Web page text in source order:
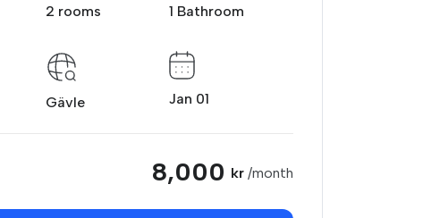
2 rooms 1 Bathroom
Gävle Jan 01
8,000 kr /month